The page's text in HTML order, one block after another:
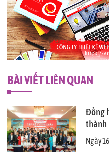
BÀI VIẾT LIÊN QUAN
Đồng
thành
Ngày